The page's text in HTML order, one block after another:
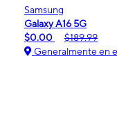
Samsung
Galaxy A16 5G
$0.00
$189.99
Generalmente en